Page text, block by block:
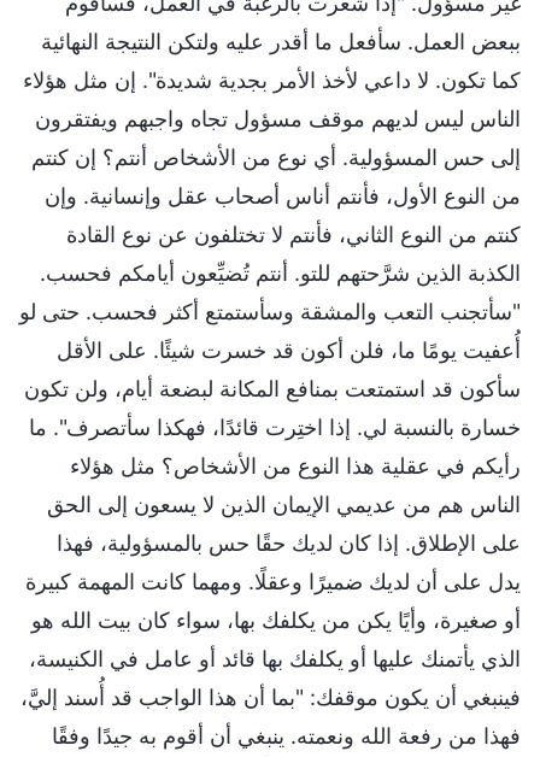
ببعض العمل. سأفعل ما أقدر عليه ولتكن النتيجة النهائية
كما تكون. لا داعي لأخذ الأمر بجدية شديدة". إن مثل هؤلاء
الناس ليس لديهم موقف مسؤول تجاه واجبهم ويفتقرون
إلى حس المسؤولية. أي نوع من الأشخاص أنتم؟ إن كنتم
من النوع الأول، فأنتم أناس أصحاب عقل وإنسانية. وإن
كنتم من النوع الثاني، فأنتم لا تختلفون عن نوع القادة
الكذبة الذين شرَّحتهم للتو. أنتم تُضيِّعون أيامكم فحسب.
"سأتجنب التعب والمشقة وسأستمتع أكثر فحسب. حتى لو
أُعفيت يومًا ما، فلن أكون قد خسرت شيئًا. على الأقل
سأكون قد استمتعت بمنافع المكانة لبضعة أيام، ولن تكون
خسارة بالنسبة لي. إذا اختِرت قائدًا، فهكذا سأتصرف". ما
رأيكم في عقلية هذا النوع من الأشخاص؟ مثل هؤلاء
الناس هم من عديمي الإيمان الذين لا يسعون إلى الحق
على الإطلاق. إذا كان لديك حقًا حس بالمسؤولية، فهذا
يدل على أن لديك ضميرًا وعقلًا. ومهما كانت المهمة كبيرة
أو صغيرة، وأيًا يكن من يكلفك بها، سواء كان بيت الله هو
الذي يأتمنك عليها أو يكلفك بها قائد أو عامل في الكنيسة،
فينبغي أن يكون موقفك: "بما أن هذا الواجب قد أُسند إليَّ،
فهذا من رفعة الله ونعمته. ينبغي أن أقوم به جيدًا وفقًا